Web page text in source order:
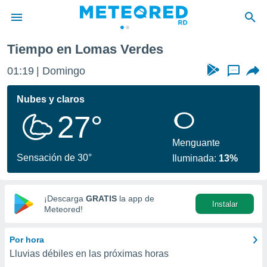
de
ha sido
calidad.
a este
las
y
digital
basada
Tiempo en Lomas Verdes
01:19 Domingo ...
Nubes y claros
27°
Sensación de 30°
Menguante
Iluminada: 13%
¡Descarga GRATIS la app de
Meteored!
Instalar
Por hora
Lluvias débiles en las próximas horas